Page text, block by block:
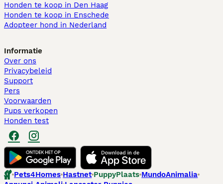
Honden te koop in Den Haag
Honden te koop in Enschede
Adopteer hond in Nederland
Informatie
Over ons
Privacybeleid
Support
Pers
Voorwaarden
Pups verkopen
Honden test
Pets4Homes Hastnet PuppyPlaats MundoAnimalia